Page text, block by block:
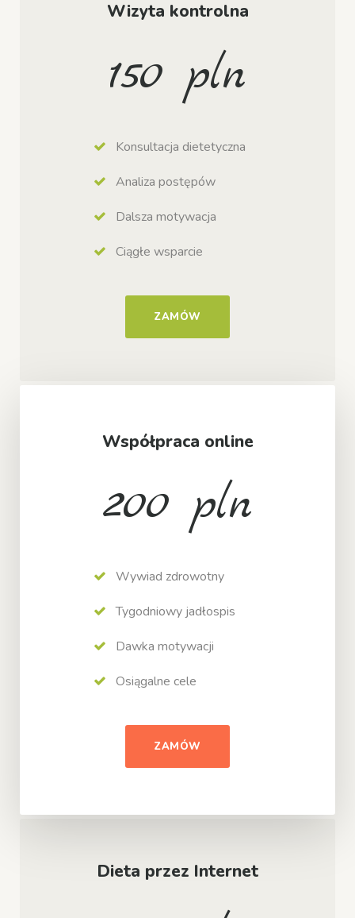
Wizyta kontrolna
150 pln
Konsultacja dietetyczna
Analiza postępów
Dalsza motywacja
Ciągłe wsparcie
ZAMÓW
Współpraca online
200 pln
Wywiad zdrowotny
Tygodniowy jadłospis
Dawka motywacji
Osiągalne cele
ZAMÓW
Dieta przez Internet